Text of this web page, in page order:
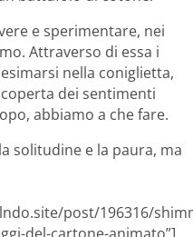
e sperimentare, nei
Attraverso di essa i
nella coniglietta,
dei sentimenti
abbiamo a che fare.
solitudine e la paura, ma
post/196316/